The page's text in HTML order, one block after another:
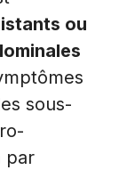
ou
sous-
par